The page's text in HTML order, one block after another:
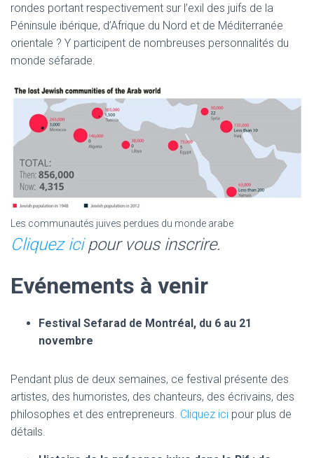
rondes portant respectivement sur l’exil des juifs de la
Péninsule ibérique, d’Afrique du Nord et de Méditerranée
orientale ? Y participent de nombreuses personnalités du
monde séfarade.
Les communautés juives perdues du monde arabe
Cliquez icipour vous inscrire.
Evénements à venir
Festival Sefarad de Montréal, du 6 au 21
novembre
Pendant plus de deux semaines, ce festival présente des
artistes, des humoristes, des chanteurs, des écrivains, des
philosophes et des entrepreneurs. Cliquez ici pour plus de
détails.